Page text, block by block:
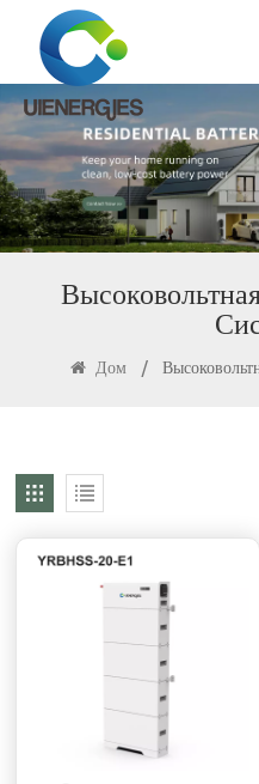
Дом /